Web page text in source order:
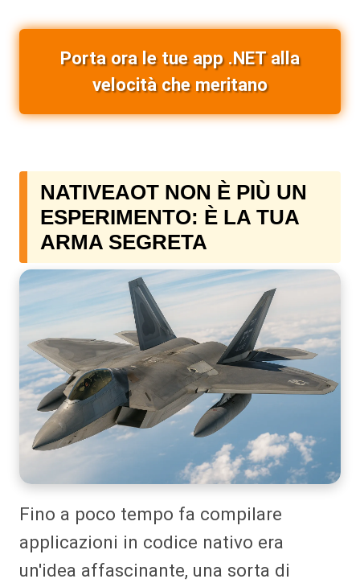
Porta ora le tue app .NET alla
velocità che meritano
NATIVEAOT NON È PIÙ UN
ESPERIMENTO: È LA TUA
ARMA SEGRETA
Fino a poco tempo fa compilare
applicazioni in codice nativo era
un'idea affascinante, una sorta di